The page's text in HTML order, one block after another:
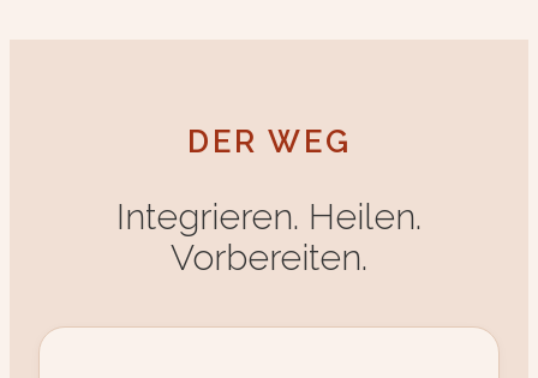
DER WEG
Integrieren. Heilen.
Vorbereiten.